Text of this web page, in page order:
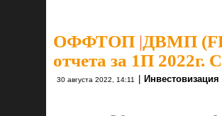
ОФФТОП |ДВМП
отчета за 1П 2022г.
30 августа 2022, 14:11 Инвестовизация